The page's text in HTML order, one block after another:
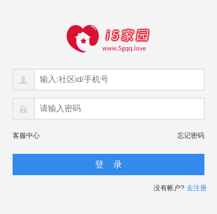
客服中心 忘记密码
没有帐户? 去注册